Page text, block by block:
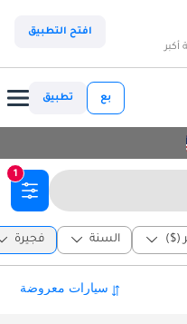
أكبر
افتح التطبيق
بع تطبيق
1
($) السنة فجيرة